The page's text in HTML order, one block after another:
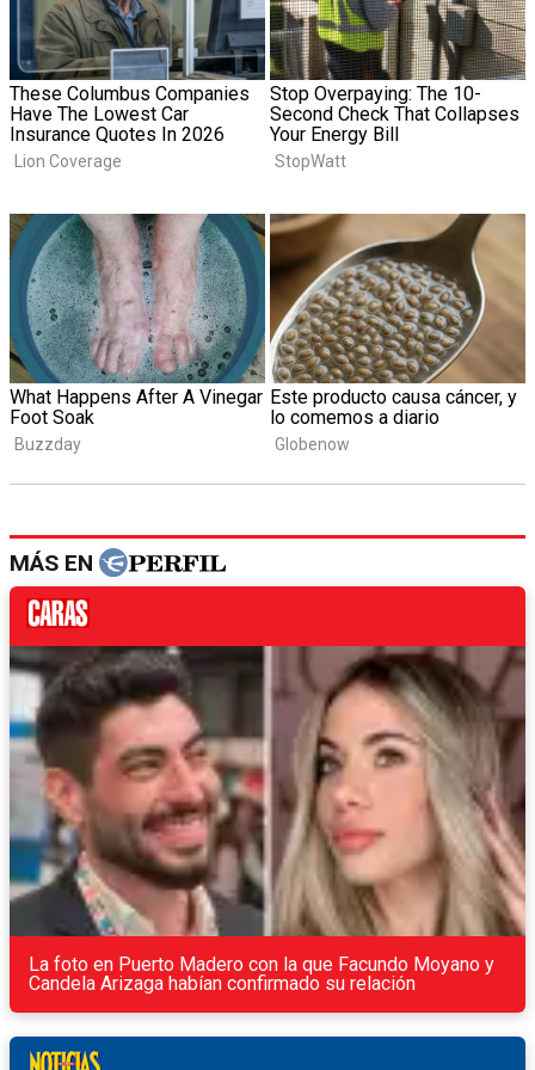
MÁS EN
La foto en Puerto Madero con la que Facundo Moyano y
Candela Arizaga habían confirmado su relación